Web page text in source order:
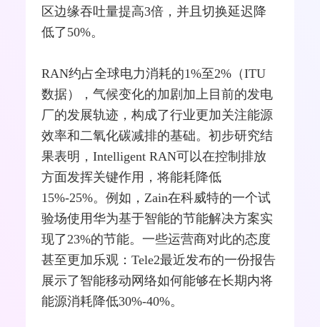
区边缘吞吐量提高3倍，并且切换延迟降
低了50%。
RAN约占全球电力消耗的1%至2%（ITU
数据），气候变化的加剧加上目前的发电
厂的发展轨迹，构成了行业更加关注能源
效率和二氧化碳减排的基础。初步研究结
果表明，Intelligent RAN可以在控制排放
方面发挥关键作用，将能耗降低
15%-25%。例如，Zain在科威特的一个试
验场使用华为基于智能的节能解决方案实
现了23%的节能。一些运营商对此的态度
甚至更加乐观：Tele2最近发布的一份报告
展示了智能移动网络如何能够在长期内将
能源消耗降低30%-40%。